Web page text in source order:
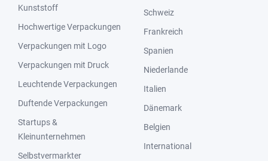
Kunststoff
Hochwertige Verpackungen
Verpackungen mit Logo
Verpackungen mit Druck
Leuchtende Verpackungen
Duftende Verpackungen
Startups &
Kleinunternehmen
Selbstvermarkter
Schweiz
Frankreich
Spanien
Niederlande
Italien
Dänemark
Belgien
International